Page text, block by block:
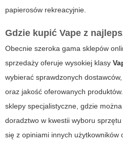
papierosów rekreacyjnie.
Gdzie kupić Vape z
Obecnie szeroka gama sklepów
sprzedaży oferuje wysokiej klasy
wybierać sprawdzonych
oraz jakość oferowanych
sklepy specjalistyczne, gdzie
doradztwo w kwestii wyboru
się z opiniami innych użytkowników